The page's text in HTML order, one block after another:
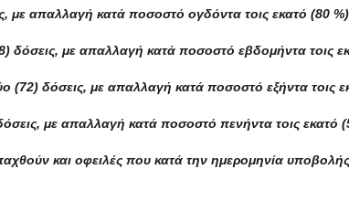
με απαλλαγή κατά ποσοστό ογδόντα τοις εκατό (80
δόσεις, με απαλλαγή κατά ποσοστό εβδομήντα τοις
δόσεις, με απαλλαγή κατά ποσοστό εξήντα τοις
με απαλλαγή κατά ποσοστό πενήντα τοις εκατό
και οφειλές που κατά την ημερομηνία